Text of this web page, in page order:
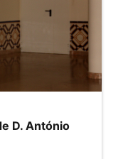
D. António